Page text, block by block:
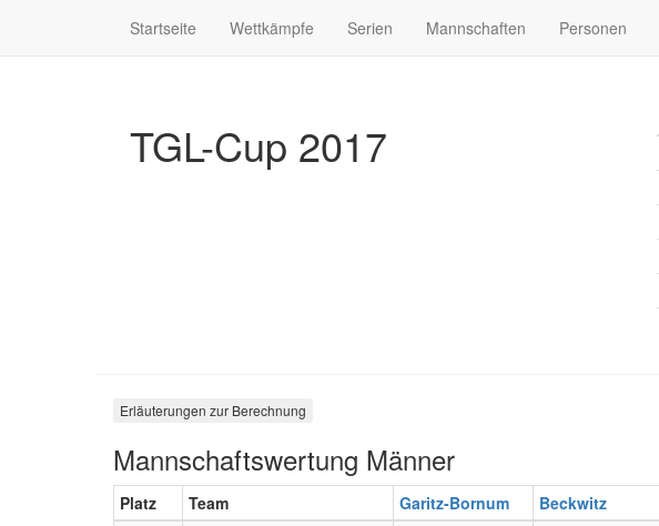
Startseite Wettkämpfe Serien Mannschaften Personen
TGL-Cup 2017
Erläuterungen zur Berechnung
Mannschaftswertung Männer
Platz Team Garitz-Bornum Beckwitz